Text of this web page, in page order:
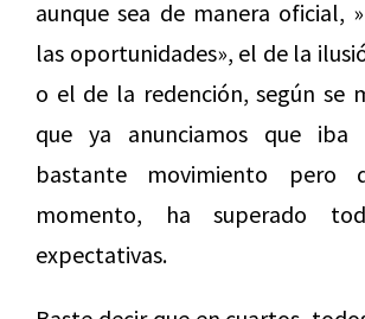
aunque sea de manera oficial,
las oportunidades», el de la
o el de la redención, según se
que ya anunciamos que
bastante movimiento pero
momento, ha superado
expectativas.